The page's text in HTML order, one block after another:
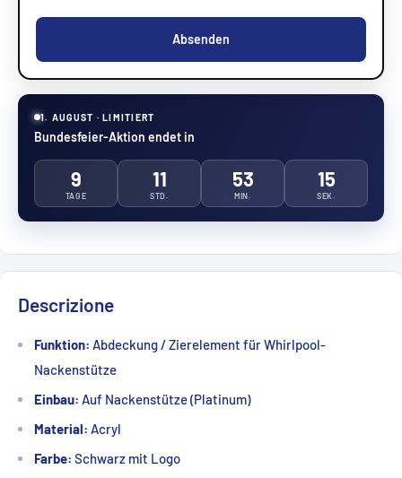
Absenden
1. AUGUST · LIMITIERT
Bundesfeier-Aktion endet in
9
TAGE
11
STD.
53
MIN.
14
SEK.
Descrizione
Funktion: Abdeckung / Zierelement für Whirlpool-
Nackenstütze
Einbau: Auf Nackenstütze (Platinum)
Material: Acryl
Farbe: Schwarz mit Logo